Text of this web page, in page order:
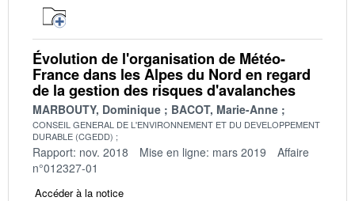
Évolution de l'organisation de Météo-
France dans les Alpes du Nord en regard
de la gestion des risques d'avalanches
MARBOUTY, Dominique BACOT, Marie-Anne
CONSEIL GENERAL DE L'ENVIRONNEMENT ET DU DEVELOPPEMENT
DURABLE (CGEDD)
Rapport: nov. 2018 Mise en ligne: mars 2019
Affaire
n°012327-01
Accéder à la notice